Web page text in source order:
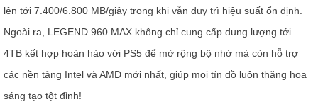
lên tới 7.400/6.800 MB/giây trong khi vẫn duy trì hiệu suất ổn định.
Ngoài ra, LEGEND 960 MAX không chỉ cung cấp dung lượng tới
4TB kết hợp hoàn hảo với PS5 để mở rộng bộ nhớ mà còn hỗ trợ
các nền tảng Intel và AMD mới nhất, giúp mọi tín đồ luôn thăng hoa
sáng tạo tột đỉnh!